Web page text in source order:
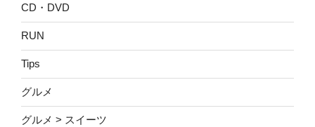
CD・DVD
RUN
Tips
グルメ
グルメ > スイーツ